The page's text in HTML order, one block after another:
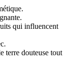
qui influencent
terre douteuse tout